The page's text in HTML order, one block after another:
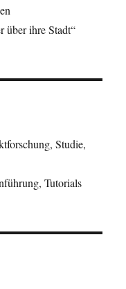
über ihre Stadt“
Studie,
Tutorials